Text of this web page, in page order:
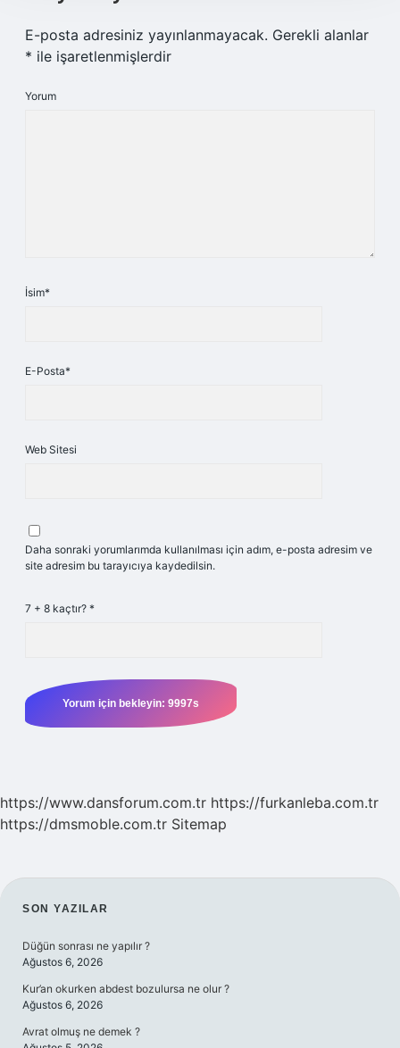
E-posta adresiniz yayınlanmayacak. Gerekli alanlar
* ile işaretlenmişlerdir
Yorum
İsim*
E-Posta*
Web Sitesi
Daha sonraki yorumlarımda kullanılması için adım, e-posta adresim ve
site adresim bu tarayıcıya kaydedilsin.
7 + 8 kaçtır? *
https://www.dansforum.com.tr https://furkanleba.com.tr
https://dmsmoble.com.tr Sitemap
SIDEBAR
SON YAZILAR
Düğün sonrası ne yapılır ?
Ağustos 6, 2026
Kur’an okurken abdest bozulursa ne olur ?
Ağustos 6, 2026
Avrat olmuş ne demek ?